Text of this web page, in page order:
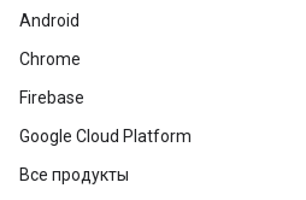
Android
Chrome
Firebase
Google Cloud Platform
Все продукты